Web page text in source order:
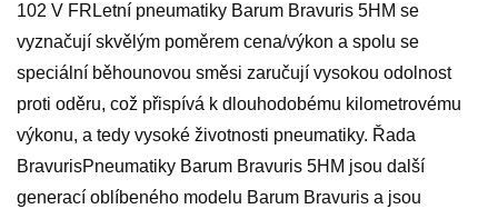
102 V FRLetní pneumatiky Barum Bravuris 5HM se
vyznačují skvělým poměrem cena/výkon a spolu se
speciální běhounovou směsi zaručují vysokou odolnost
proti oděru, což přispívá k dlouhodobému kilometrovému
výkonu, a tedy vysoké životnosti pneumatiky. Řada
BravurisPneumatiky Barum Bravuris 5HM jsou další
generací oblíbeného modelu Barum Bravuris a jsou